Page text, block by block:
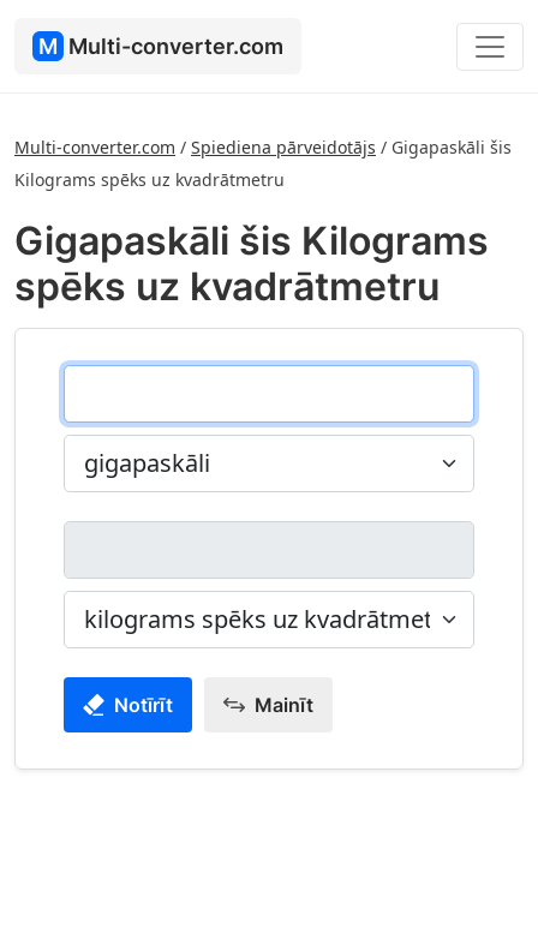
M Multi-converter.com
Multi-converter.com / Spiediena pārveidotājs / Gigapaskāli šis
Kilograms spēks uz kvadrātmetru
Gigapaskāli šis Kilograms
spēks uz kvadrātmetru
Notīrīt Mainīt